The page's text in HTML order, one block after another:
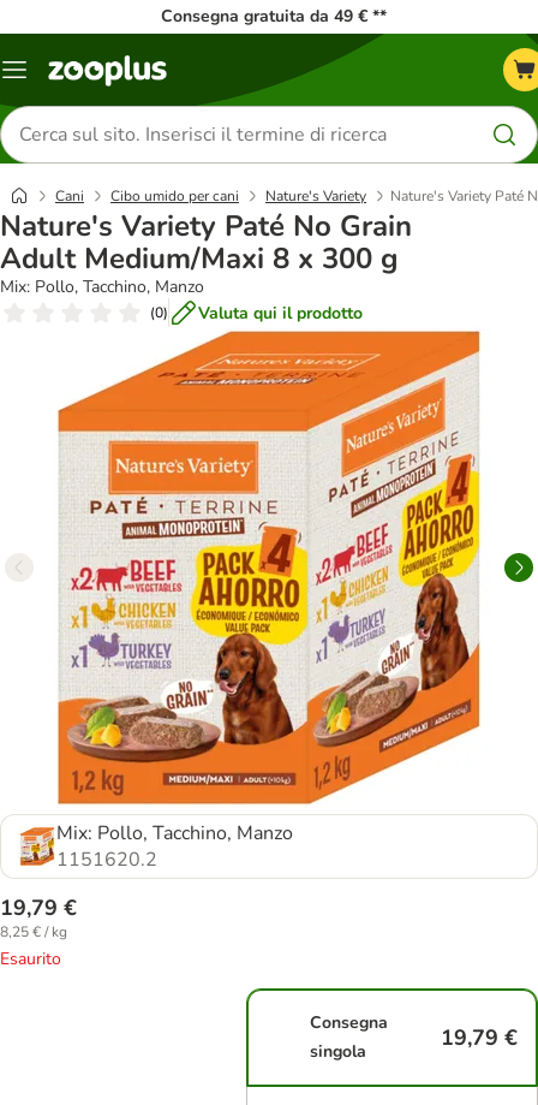
Consegna gratuita da 49 € **
Overview
Cerca
prodotti
Cani Cibo umido per cani Nature's Variety Nature's Variety Paté
Nature's Variety Paté No Grain
Adult Medium/Maxi 8 x 300 g
Mix: Pollo, Tacchino, Manzo
(0) Valuta qui il prodotto
Mix: Pollo, Tacchino, Manzo
1151620.2
19,79 €
8,25 € / kg
Esaurito
Consegna
singola
19,79 €